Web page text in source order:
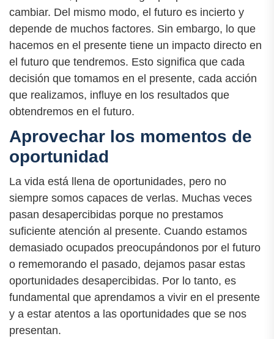
cambiar. Del mismo modo, el futuro es incierto y
depende de muchos factores. Sin embargo, lo que
hacemos en el presente tiene un impacto directo en
el futuro que tendremos. Esto significa que cada
decisión que tomamos en el presente, cada acción
que realizamos, influye en los resultados que
obtendremos en el futuro.
Aprovechar los momentos de
oportunidad
La vida está llena de oportunidades, pero no
siempre somos capaces de verlas. Muchas veces
pasan desapercibidas porque no prestamos
suficiente atención al presente. Cuando estamos
demasiado ocupados preocupándonos por el futuro
o rememorando el pasado, dejamos pasar estas
oportunidades desapercibidas. Por lo tanto, es
fundamental que aprendamos a vivir en el presente
y a estar atentos a las oportunidades que se nos
presentan.